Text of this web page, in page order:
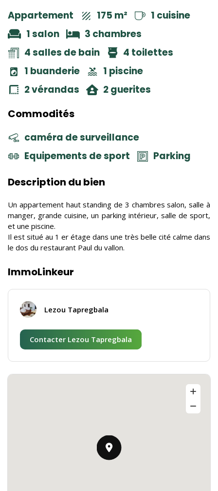
Appartement 175 m²
1 cuisine
1 salon
3 chambres
4 salles de bain
4 toilettes
1 buanderie
1 piscine
2 vérandas
2 guerites
Commodités
caméra de surveillance
Equipements de sport
Parking
Description du bien
Un appartement haut standing de 3 chambres salon, salle à
manger, grande cuisine, un parking intérieur, salle de sport,
et une piscine.
Il est situé au 1 er étage dans une très belle cité calme dans
le dos du restaurant Paul du vallon.
ImmoLinkeur
Lezou Tapregbala
Contacter Lezou Tapregbala